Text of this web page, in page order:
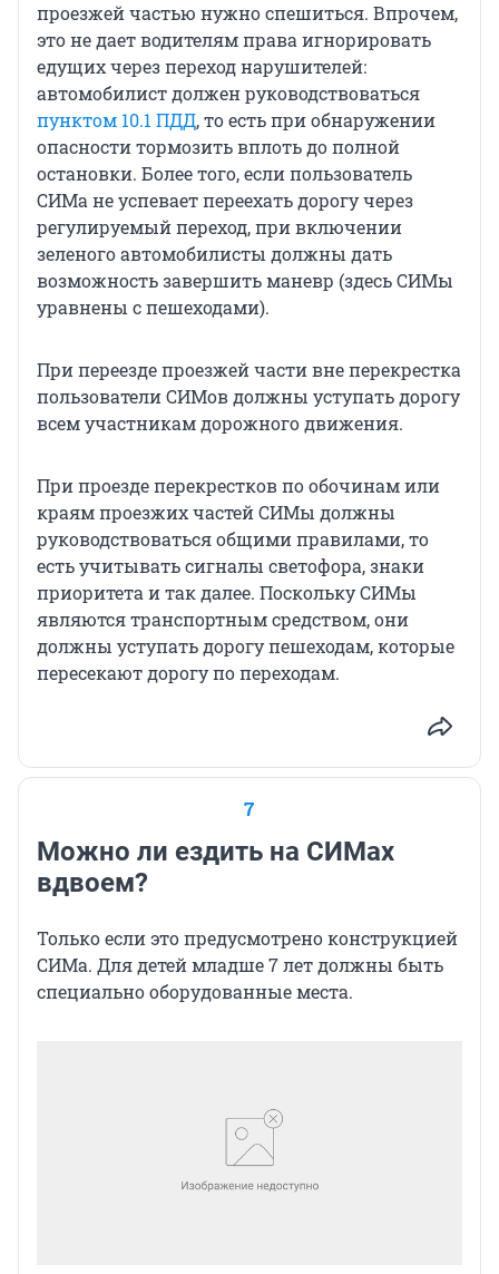
проезжей частью нужно спешиться. Впрочем,
это не дает водителям права игнорировать
едущих через переход нарушителей:
автомобилист должен руководствоваться
пунктом 10.1 ПДД, то есть при обнаружении
опасности тормозить вплоть до полной
остановки. Более того, если пользователь
СИМа не успевает переехать дорогу через
регулируемый переход, при включении
зеленого автомобилисты должны дать
возможность завершить маневр (здесь СИМы
уравнены с пешеходами).
При переезде проезжей части вне перекрестка
пользователи СИМов должны уступать дорогу
всем участникам дорожного движения.
При проезде перекрестков по обочинам или
краям проезжих частей СИМы должны
руководствоваться общими правилами, то
есть учитывать сигналы светофора, знаки
приоритета и так далее. Поскольку СИМы
являются транспортным средством, они
должны уступать дорогу пешеходам, которые
пересекают дорогу по переходам.
7
Можно ли ездить на СИМах
вдвоем?
Только если это предусмотрено конструкцией
СИМа. Для детей младше 7 лет должны быть
специально оборудованные места.